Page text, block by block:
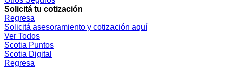
Solicitá tu cotización
Regresa
Solicitá asesoramiento y cotización aquí
Ver Todos
Scotia Puntos
Scotia Digital
Regresa